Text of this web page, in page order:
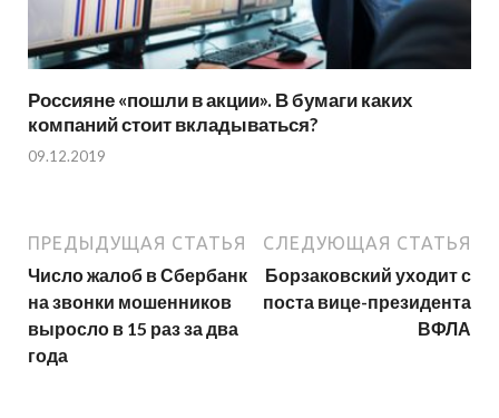
Россияне «пошли в акции». В бумаги каких
компаний стоит вкладываться?
09.12.2019
ПРЕДЫДУЩАЯ СТАТЬЯ
Число жалоб в Сбербанк
на звонки мошенников
выросло в 15 раз за два
года
СЛЕДУЮЩАЯ СТАТЬЯ
Борзаковский уходит с
поста вице-президента
ВФЛА